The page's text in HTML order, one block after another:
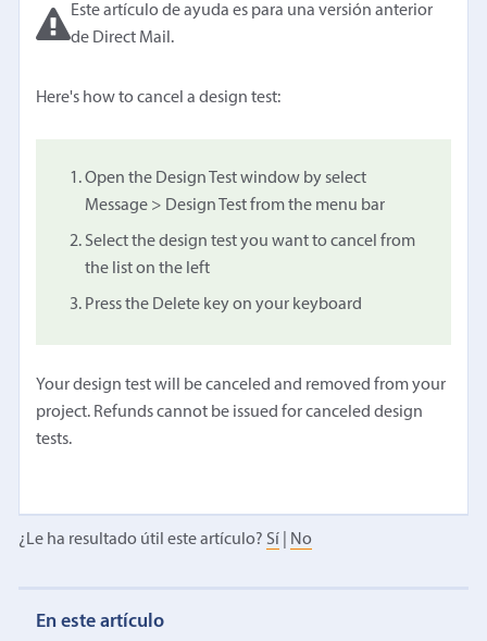
Este artículo de ayuda es para una versión anterior
de Direct Mail.
Here's how to cancel a design test:
Open the Design Test window by select
Message > Design Test from the menu bar
Select the design test you want to cancel from
the list on the left
Press the Delete key on your keyboard
Your design test will be canceled and removed from your
project. Refunds cannot be issued for canceled design
tests.
¿Le ha resultado útil este artículo? Sí No
En este artículo